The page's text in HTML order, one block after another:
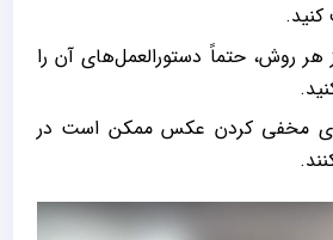
هر روش، حتماً دستورالعمل‌های آن را
مخفی کردن عکس ممکن است در